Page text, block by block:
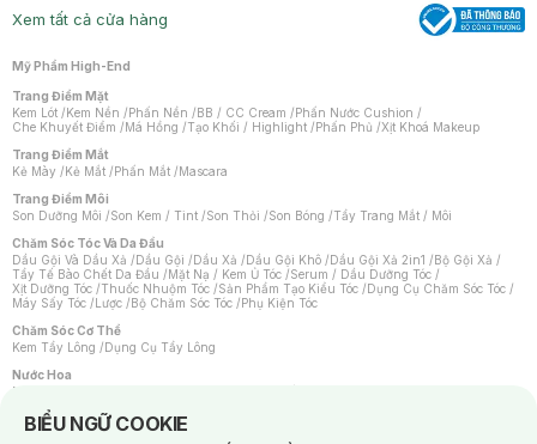
Xem tất cả cửa hàng
Mỹ Phẩm High-End
Trang Điểm Mặt
Kem Lót /Kem Nền /Phấn Nền /BB / CC Cream /Phấn Nước Cushion /
Che Khuyết Điểm /Má Hồng /Tạo Khối / Highlight /Phấn Phủ /Xịt Khoá Makeup
Trang Điểm Mắt
Kẻ Mày /Kẻ Mắt /Phấn Mắt /Mascara
Trang Điểm Môi
Son Dưỡng Môi /Son Kem / Tint /Son Thỏi /Son Bóng /Tẩy Trang Mắt / Môi
Chăm Sóc Tóc Và Da Đầu
Dầu Gội Và Dầu Xả /Dầu Gội /Dầu Xả /Dầu Gội Khô /Dầu Gội Xả 2in1 /Bộ Gội Xả /
Tẩy Tế Bào Chết Da Đầu /Mặt Nạ / Kem Ủ Tóc /Serum / Dầu Dưỡng Tóc /
Xịt Dưỡng Tóc /Thuốc Nhuộm Tóc /Sản Phẩm Tạo Kiểu Tóc /Dụng Cụ Chăm Sóc Tóc /
Máy Sấy Tóc /Lược /Bộ Chăm Sóc Tóc /Phụ Kiện Tóc
Chăm Sóc Cơ Thể
Kem Tẩy Lông /Dụng Cụ Tẩy Lông
Nước Hoa
Nước Hoa Nữ
Chăm Sóc Cá Nhân
BIỂU NGỮ COOKIE
Notice about cookies usage